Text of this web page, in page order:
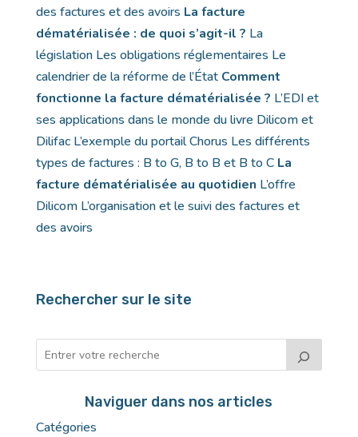
des factures et des avoirs La facture
dématérialisée : de quoi s’agit-il ? La
législation Les obligations réglementaires Le
calendrier de la réforme de l’État Comment
fonctionne la facture dématérialisée ? L’EDI et
ses applications dans le monde du livre Dilicom et
Dilifac L’exemple du portail Chorus Les différents
types de factures : B to G, B to B et B to C La
facture dématérialisée au quotidien L’offre
Dilicom L’organisation et le suivi des factures et
des avoirs
Rechercher sur le site
Naviguer dans nos articles
Catégories